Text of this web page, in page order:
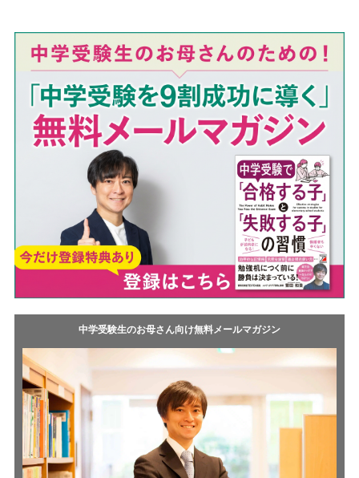
o
k
t
中学受験生のお母さん向け無料メールマガジン